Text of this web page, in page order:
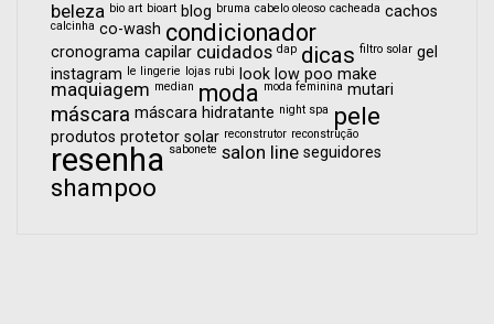
beleza bio art bioart blog bruma cabelo oleoso cacheada cachos
calcinha co-wash condicionador
cronograma capilar cuidados dap dicas filtro solar gel
instagram
le lingerie lojas rubi look low poo make
maquiagem median moda moda feminina mutari
máscara máscara hidratante night spa pele
produtos protetor solar reconstrutor reconstrução
resenha sabonete salon line seguidores
shampoo